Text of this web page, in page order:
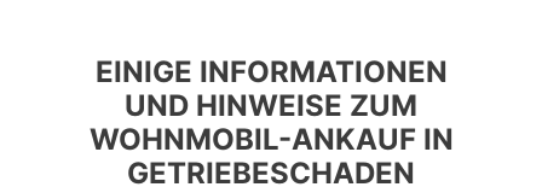
EINIGE INFORMATIONEN
UND HINWEISE ZUM
WOHNMOBIL-ANKAUF IN
GETRIEBESCHADEN